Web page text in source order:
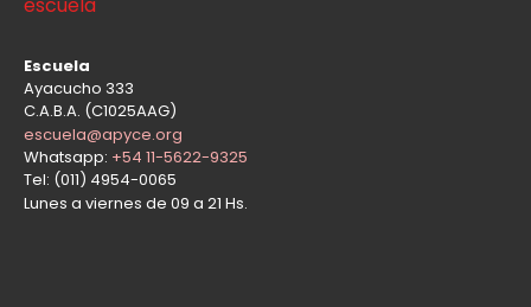
Escuela
Ayacucho 333
C.A.B.A. (C1025AAG)
escuela@apyce.org
Whatsapp: +54 11-5622-9325
Tel: (011) 4954-0065
Lunes a viernes de 09 a 21 Hs.